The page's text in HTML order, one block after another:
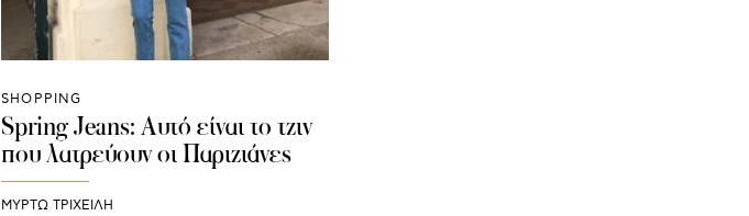
SHOPPING
Spring Jeans: Aυτό είναι το τζιν
που λατρεύουν οι Παριζιάνες
ΜΥΡΤΩ ΤΡΙΧΕΙΛΗ